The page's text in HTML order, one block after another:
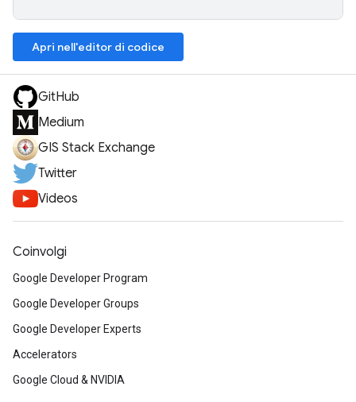
Apri nell'editor di codice
GitHub
Medium
GIS Stack Exchange
Twitter
Videos
Coinvolgi
Google Developer Program
Google Developer Groups
Google Developer Experts
Accelerators
Google Cloud & NVIDIA